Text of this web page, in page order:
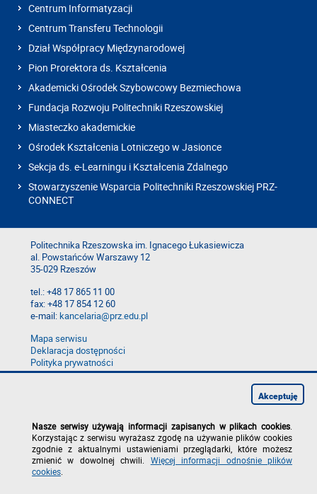
Centrum Informatyzacji
Centrum Transferu Technologii
Dział Współpracy Międzynarodowej
Pion Prorektora ds. Kształcenia
Akademicki Ośrodek Szybowcowy Bezmiechowa
Fundacja Rozwoju Politechniki Rzeszowskiej
Miasteczko akademickie
Ośrodek Kształcenia Lotniczego w Jasionce
Sekcja ds. e-Learningu i Kształcenia Zdalnego
Stowarzyszenie Wsparcia Politechniki Rzeszowskiej PRZ-
CONNECT
Politechnika Rzeszowska im. Ignacego Łukasiewicza
al. Powstańców Warszawy 12
35-029 Rzeszów
tel.: +48 17 865 11 00
fax: +48 17 854 12 60
e-mail:kancelaria@prz.edu.pl
Mapa serwisu
Deklaracja dostępności
Polityka prywatności
Zgłoś błąd na stronie
Nasze serwisy używają informacji zapisanych w plikach cookies
Korzystając z serwisu wyrażasz zgodę na używanie plików cookies
zgodnie z aktualnymi ustawieniami przeglądarki, które możesz
zmienić w dowolnej chwili. Więcej informacji odnośnie plików
cookies
Akceptuję